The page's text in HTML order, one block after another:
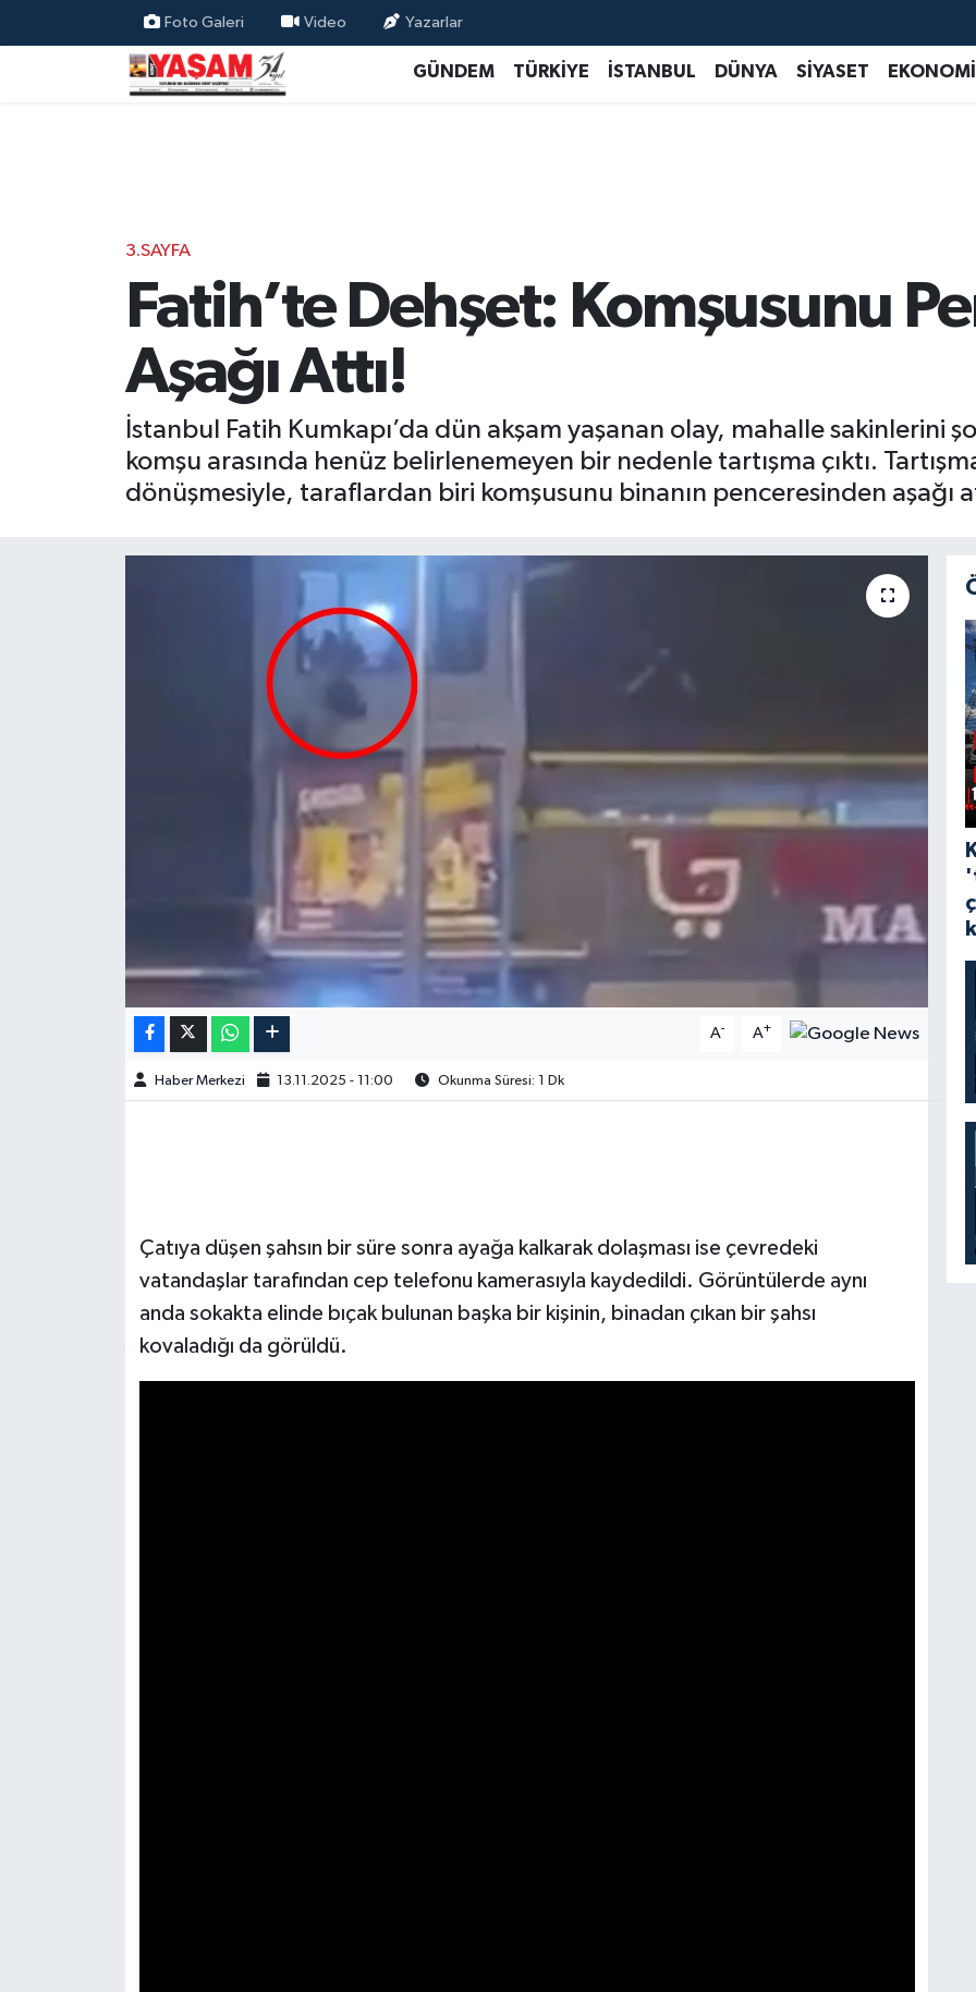
Foto Galeri Video Yazarlar
GÜNDEM TÜRKİYE İSTANBUL DÜNYA SİYASET EKONOMİ
3.SAYFA
Fatih’te Dehşet: Komşusunu
Aşağı Attı!
İstanbul Fatih Kumkapı’da dün akşam yaşanan olay, mahalle sakinlerini
komşu arasında henüz belirlenemeyen bir nedenle tartışma çıktı.
dönüşmesiyle, taraflardan biri komşusunu binanın penceresinden aşağı
A- A+
Haber Merkezi 13.11.2025 - 11:00 Okunma Süresi: 1 Dk
Çatıya düşen şahsın bir süre sonra ayağa kalkarak dolaşması ise çevredeki
vatandaşlar tarafından cep telefonu kamerasıyla kaydedildi. Görüntülerde aynı
anda sokakta elinde bıçak bulunan başka bir kişinin, binadan çıkan bir şahsı
kovaladığı da görüldü.